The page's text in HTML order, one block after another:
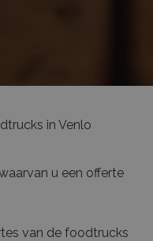
in Venlo
u een offerte
van de foodtrucks